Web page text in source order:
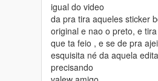
igual do video
da pra tira aqueles sticker
original e nao o preto, e
que ta feio , e se de pra
esquisita né da aquela
precisando